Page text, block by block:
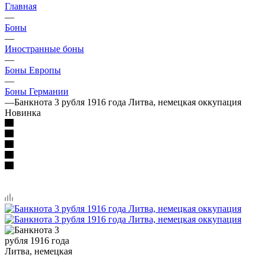
Главная
—
Боны
—
Иностранные боны
—
Боны Европы
—
Боны Германии
—Банкнота 3 рубля 1916 года Литва, немецкая оккупация
Новинка